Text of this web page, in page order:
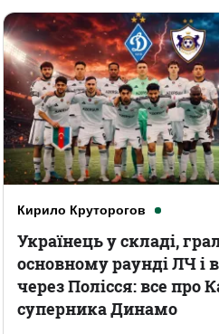
Кирило Круторогов
Українець у складі,
основному раунді ЛЧ і
через Полісся: все про
суперника Динамо